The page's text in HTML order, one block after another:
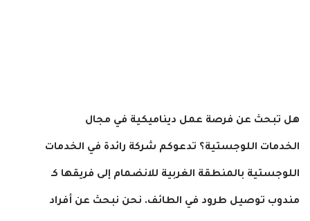
هل تبحث عن فرصة عمل ديناميكية في مجال
الخدمات اللوجستية؟ تدعوكم شركة رائدة في الخدمات
اللوجستية بالمنطقة الغربية للانضمام إلى فريقها كـ
مندوب توصيل طرود في الطائف. نحن نبحث عن أفراد